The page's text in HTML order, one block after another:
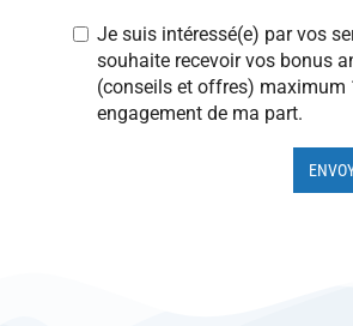
Je suis intéressé(e) par vos
souhaite recevoir vos bonus
(conseils et offres) maximum
engagement de ma part.